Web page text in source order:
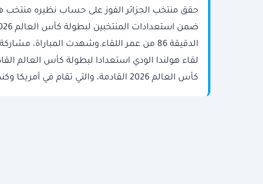
حقق منتخب الجزائر الفوز على حساب نظيره منتخب
الدقيقة 86 من عمر اللقاء.وشهدت
لقاء هولندا الودي استعدادا لبطولة كأس العالم
كأس العالم 2026 القادمة، والتي تقام في أمريكا وكندا والمكسيك خلال الفترة القادمة.